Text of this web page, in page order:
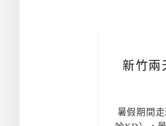
新竹兩
暑假期間